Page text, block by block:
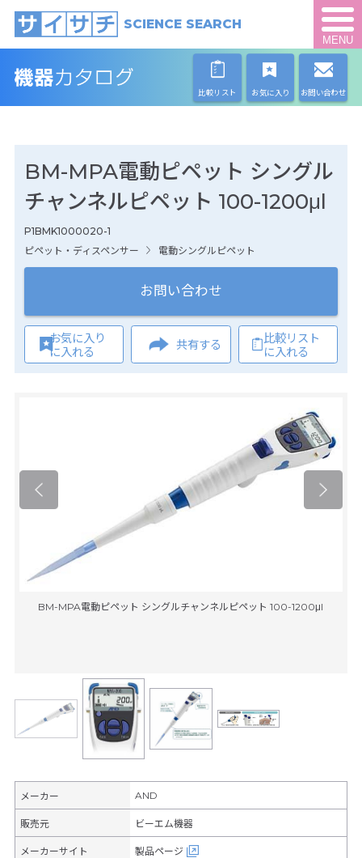
SCIENCE SEARCH
MENU
比較リスト お気に入り お問い合わせ
BM-MPA電動ピペット シングル
チャンネルピペット 100-1200μl
P1BMK1000020-1
ピペット・ディスペンサー
電動シングルピペット
お問い合わせ
お気に入り
に入れる
共有する
比較リスト
に入れる
BM-MPA電動ピペット シングルチャンネルピペット 100-1200μl
メーカー AND
販売元 ビーエム機器
メーカーサイト 製品ページ